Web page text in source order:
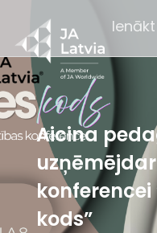
Ienākt
Aicina
konferencei
kods”